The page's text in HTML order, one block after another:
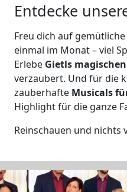
Entdecke
Freu dich auf gemütliche
einmal im Monat – viel
Erlebe Gietls
verzaubert. Und für die
zauberhafte Musicals
Highlight für die ganze
Reinschauen und nichts